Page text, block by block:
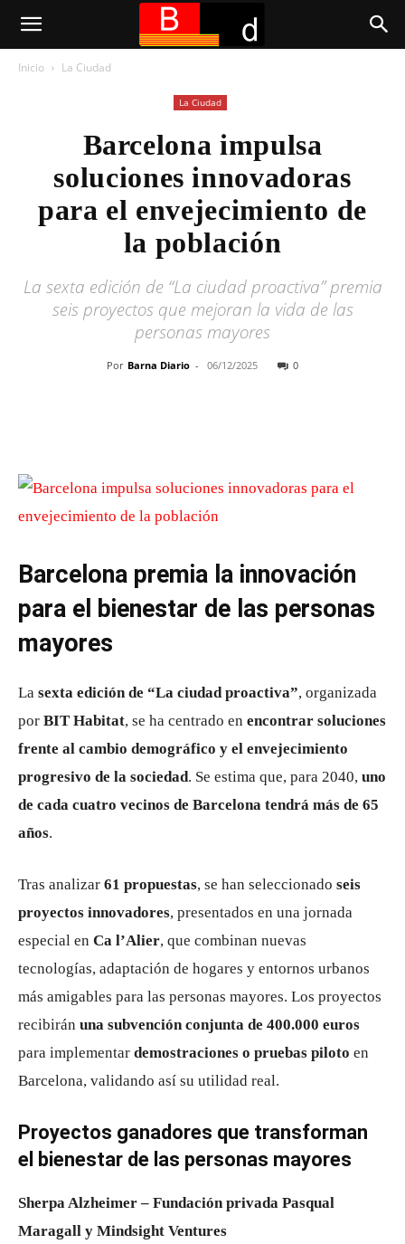
Inicio La Ciudad
La Ciudad
Barcelona impulsa
soluciones innovadoras
para el envejecimiento de
la población
La sexta edición de “La ciudad proactiva” premia
seis proyectos que mejoran la vida de las
personas mayores
Por Barna Diario - 06/12/2025 0
Barcelona premia la innovación
para el bienestar de las personas
mayores
La sexta edición de “La ciudad proactiva”, organizada
por BIT Habitat, se ha centrado en encontrar soluciones
frente al cambio demográfico y el envejecimiento
progresivo de la sociedad. Se estima que, para 2040, uno
de cada cuatro vecinos de Barcelona tendrá más de 65
años.
Tras analizar 61 propuestas, se han seleccionado seis
proyectos innovadores, presentados en una jornada
especial en Ca l’Alier, que combinan nuevas
tecnologías, adaptación de hogares y entornos urbanos
más amigables para las personas mayores. Los proyectos
recibirán una subvención conjunta de 400.000 euros
para implementar demostraciones o pruebas piloto en
Barcelona, validando así su utilidad real.
Proyectos ganadores que transforman
el bienestar de las personas mayores
Sherpa Alzheimer – Fundación privada Pasqual
Maragall y Mindsight Ventures